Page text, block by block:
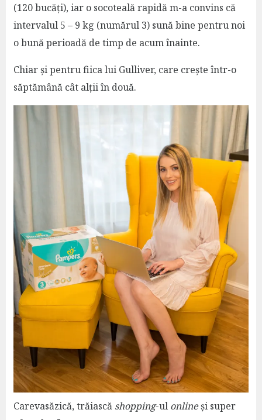
(120 bucăți), iar o socoteală rapidă m-a convins că
intervalul 5 – 9 kg (numărul 3) sună bine pentru noi
o bună perioadă de timp de acum înainte.
Chiar și pentru fiica lui Gulliver, care crește într-o
săptămână cât alții în două.
Carevasăzică, trăiască shopping-ul onlineși super